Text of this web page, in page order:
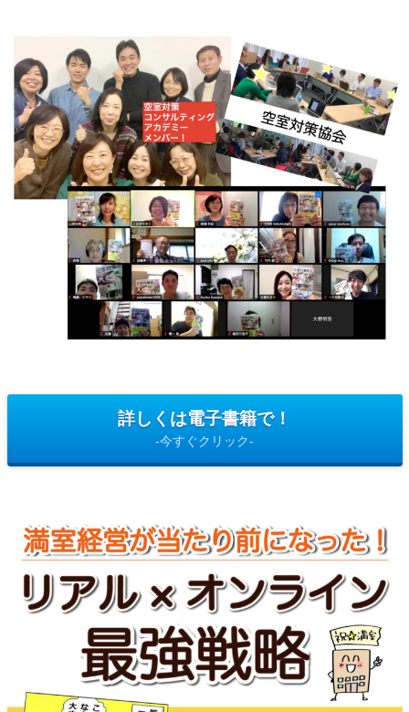
詳しくは電子書籍で！
-今すぐクリック-